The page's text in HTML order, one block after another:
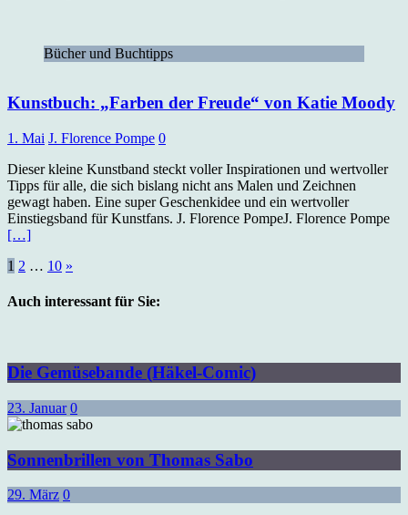
Bücher und Buchtipps
Kunstbuch: „Farben der Freude“ von Katie Moody
1. Mai J. Florence Pompe 0
Dieser kleine Kunstband steckt voller Inspirationen und wertvoller
Tipps für alle, die sich bislang nicht ans Malen und Zeichnen
gewagt haben. Eine super Geschenkidee und ein wertvoller
Einstiegsband für Kunstfans. J. Florence PompeJ. Florence Pompe
[…]
Seitennummerierung
der
1 2 … 10 »
Auch interessant für Sie:
Die Gemüsebande (Häkel-Comic)
23. Januar 0
Sonnenbrillen von Thomas Sabo
29. März 0